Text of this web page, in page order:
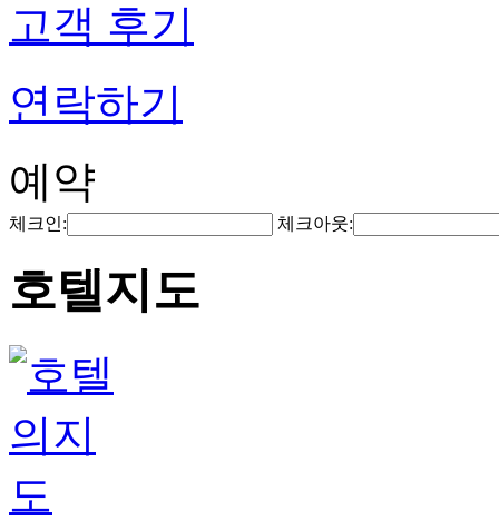
고객 후기
연락하기
예약
체크인: 체크아웃:
호텔지도